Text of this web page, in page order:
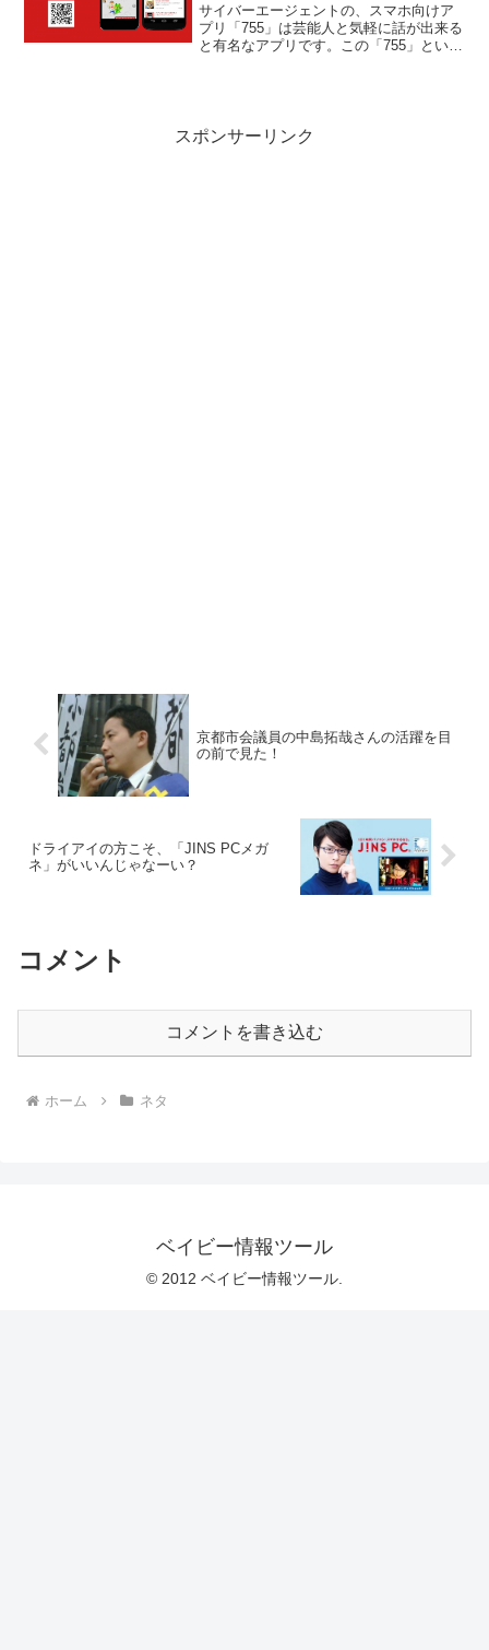
サイバーエージェントの、スマホ向けア
プリ「755」は芸能人と気軽に話が出来る
と有名なアプリです。この「755」という
スポンサーリンク
京都市会議員の中島拓哉さんの活躍を目
の前で見た！
ドライアイの方こそ、「JINS PCメガ
ネ」がいいんじゃなーい？
コメント
コメントを書き込む
ホーム ネタ
ベイビー情報ツール
© 2012 ベイビー情報ツール.